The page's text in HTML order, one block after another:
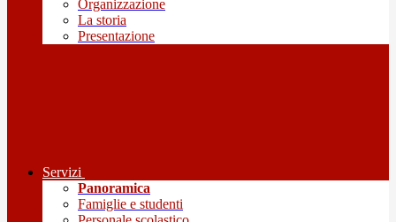
Organizzazione
La storia
Presentazione
Servizi
Panoramica
Famiglie e studenti